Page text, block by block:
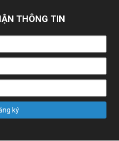
THÔNG TIN
ký